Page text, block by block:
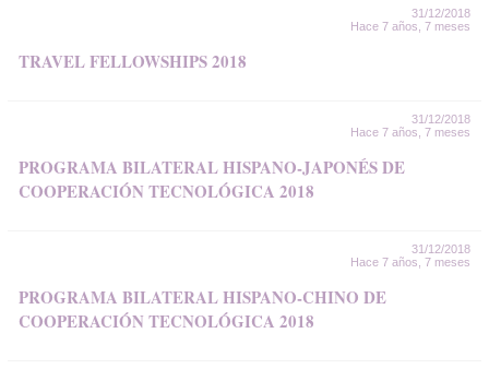
31/12/2018
Hace 7 años, 7 meses
TRAVEL FELLOWSHIPS 2018
31/12/2018
Hace 7 años, 7 meses
PROGRAMA BILATERAL HISPANO-JAPONÉS DE
COOPERACIÓN TECNOLÓGICA 2018
31/12/2018
Hace 7 años, 7 meses
PROGRAMA BILATERAL HISPANO-CHINO DE
COOPERACIÓN TECNOLÓGICA 2018